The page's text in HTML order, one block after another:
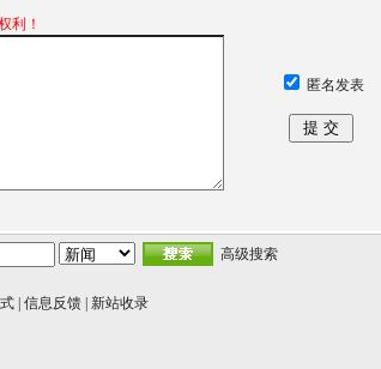
利！
匿名发表
高级搜索
信息反馈 新站收录